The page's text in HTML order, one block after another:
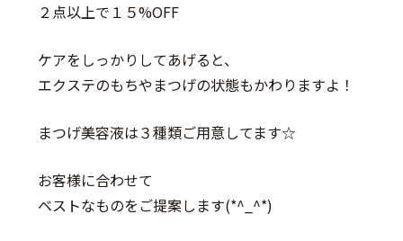
２点以上で１５%OFF
ケアをしっかりしてあげると、
エクステのもちやまつげの状態もかわりますよ！
まつげ美容液は３種類ご用意してます☆
お客様に合わせて
ベストなものをご提案します(*^_^*)